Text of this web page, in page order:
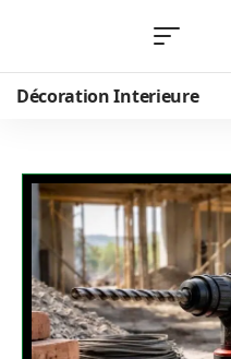
Décoration Interieure